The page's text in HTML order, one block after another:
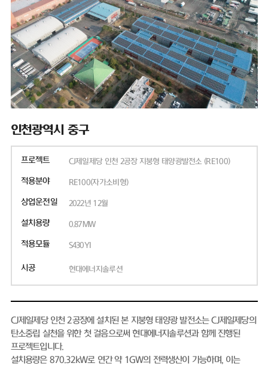
인천광역시 중구
프로젝트 CJ제일제당 인천 2공장 지붕형 태양광발전소 (RE100)
적용분야 RE100(자가소비형)
상업운전일 2022년 12월
설치용량 0.87MW
적용모듈 S430YI
시공 현대에너지솔루션
CJ제일제당 인천 2공장에 설치된 본 지붕형 태양광 발전소는 CJ제일제당의
탄소중립 실천을 위한 첫 걸음으로써 현대에너지솔루션과 함께 진행된
프로젝트입니다.
설치용량은 870.32kW로 연간 약 1GW의 전력생산이 가능하며, 이는